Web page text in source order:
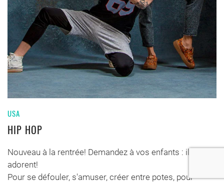
USA
HIP HOP
Nouveau à la rentrée! Demandez à vos enfants : ils
adorent!
Pour se défouler, s'amuser, créer entre potes, pour